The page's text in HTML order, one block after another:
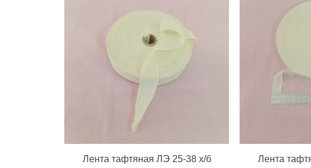
Лента тафтяная ЛЭ 25-38 х/б Лента